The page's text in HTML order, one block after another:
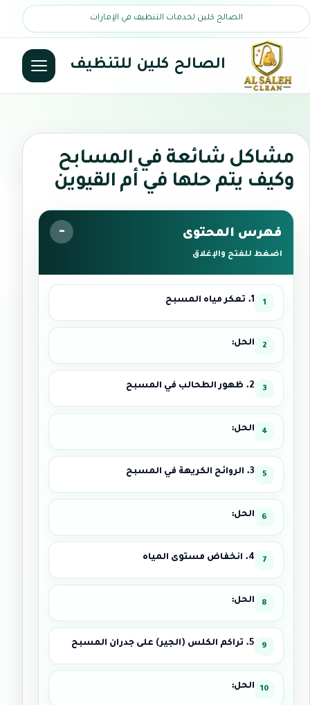
الصالح كلين لخدمات التنظيف في الإمارات
الصالح كلين للتنظيف
مشاكل شائعة في المسابح
وكيف يتم حلها في أم القيوين
فهرس المحتوى
اضغط للفتح والإغلاق
1. تعكر مياه المسبح
الحل:
2. ظهور الطحالب في المسبح
الحل:
3. الروائح الكريهة في المسبح
الحل:
4. انخفاض مستوى المياه
الحل:
5. تراكم الكلس (الجير) على جدران المسبح
الحل: